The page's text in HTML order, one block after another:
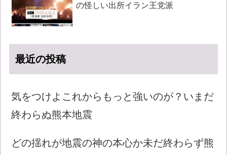
の怪しい出所イラン王党派
最近の投稿
気をつけよこれからもっと強いのが？いまだ
終わらぬ熊本地震
どの揺れが地震の神の本心か未だ終わらず熊